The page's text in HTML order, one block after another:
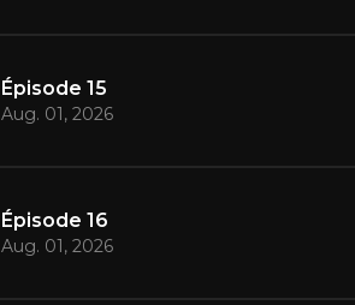
Épisode 15
Aug. 01, 2026
Épisode 16
Aug. 01, 2026